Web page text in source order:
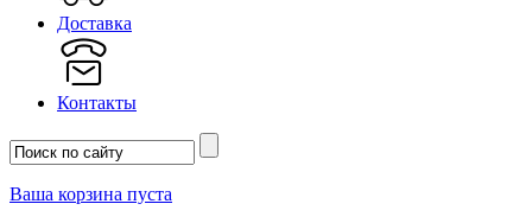
Доставка
Контакты
Ваша корзина пуста